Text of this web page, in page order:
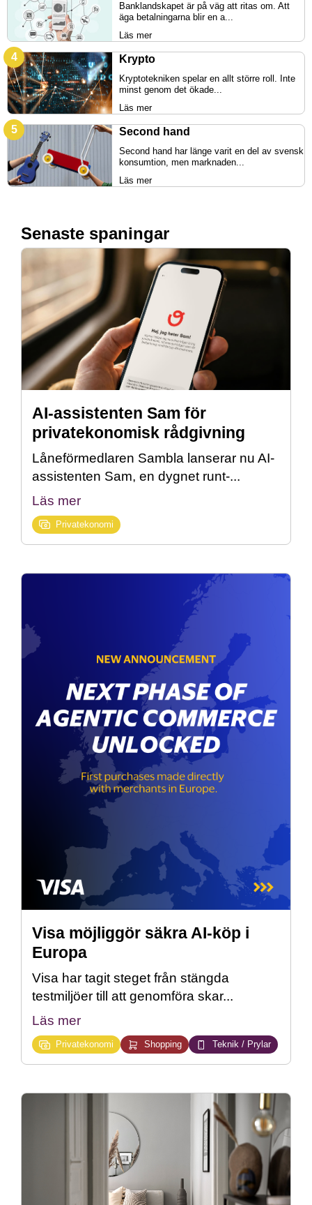
Banklandskapet är på väg att ritas om. Att
äga betalningarna blir en a...
Läs mer
Krypto
Kryptotekniken spelar en allt större roll. Inte
minst genom det ökade...
Läs mer
Second hand
Second hand har länge varit en del av svensk
konsumtion, men marknaden...
Läs mer
Senaste spaningar
AI-assistenten Sam för
privatekonomisk rådgivning
Låneförmedlaren Sambla lanserar nu AI-
assistenten Sam, en dygnet runt-...
Läs mer
Privatekonomi
Visa möjliggör säkra AI-köp i
Europa
Visa har tagit steget från stängda
testmiljöer till att genomföra skar...
Läs mer
Privatekonomi Shopping Teknik / Prylar